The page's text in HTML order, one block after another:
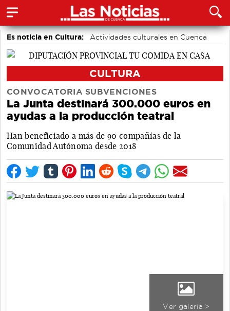
Es noticia en Cultura: Actividades culturales en Cuenca
CULTURA
CONVOCATORIA SUBVENCIONES
La Junta destinará 300.000 euros en
ayudas a la producción teatral
Han beneficiado a más de 90 compañías de la
Comunidad Autónoma desde 2018
Ver galería >